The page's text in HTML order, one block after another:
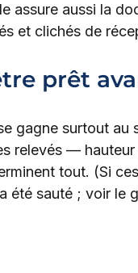
assure aussi la
et clichés de
prêt
gagne surtout
relevés —
tout. (Si
été sauté ; voir le